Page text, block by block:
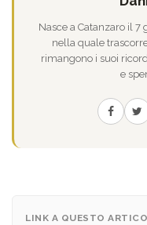
Nasce a Catanzaro il 7
nella quale
rimangono i suoi
e
LINK A QUESTO